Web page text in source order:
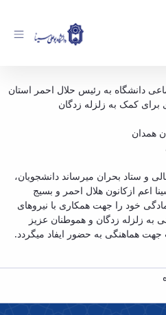
کارکنان و اساتید
جهت همکاری با نیروهای
و امداد رسانی به زلزله
غرب کشور - دانشگاه
دانشگاه به رئیس حلال احمر استان
برای کمک به زلزله زدگان
همدان
و ستاد بحران میرساند دانشجویان،
اعم ازکانون هلال احمر و بسیج
خود را جهت همکاری با نیروهای
به زلزله زدگان و هموطنان عزیز
هماهنگی به حضور ایفاد میگردد.